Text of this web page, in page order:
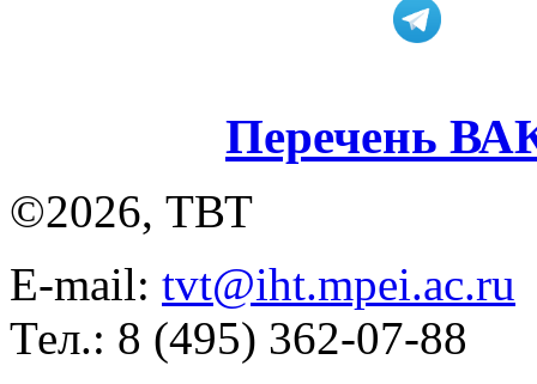
Перечень
©2026, ТВТ
E-mail: tvt@iht.mpei.ac.ru
Тел.: 8 (495) 362-07-88